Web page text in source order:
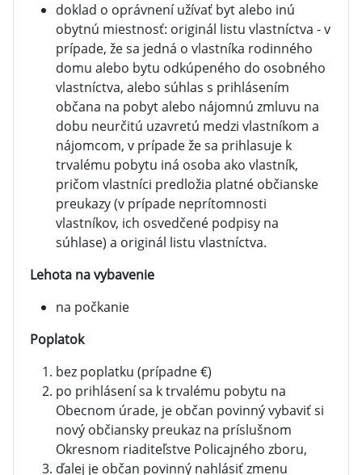
doklad o oprávnení užívať byt alebo inú
obytnú miestnosť: originál listu vlastníctva - v
prípade, že sa jedná o vlastníka rodinného
domu alebo bytu odkúpeného do osobného
vlastníctva, alebo súhlas s prihlásením
občana na pobyt alebo nájomnú zmluvu na
dobu neurčitú uzavretú medzi vlastníkom a
nájomcom, v prípade že sa prihlasuje k
trvalému pobytu iná osoba ako vlastník,
pričom vlastníci predložia platné občianske
preukazy (v prípade neprítomnosti
vlastníkov, ich osvedčené podpisy na
súhlase) a originál listu vlastníctva.
Lehota na vybavenie
na počkanie
Poplatok
bez poplatku (prípadne €)
po prihlásení sa k trvalému pobytu na
Obecnom úrade, je občan povinný vybaviť si
nový občiansky preukaz na príslušnom
Okresnom riaditeľstve Policajného zboru,
ďalej je občan povinný nahlásiť zmenu